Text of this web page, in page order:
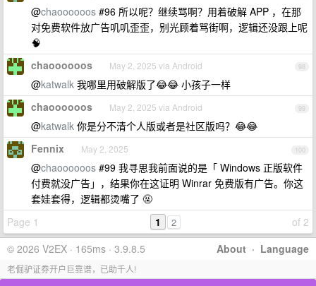
@chaoooooos #96 所以呢？继续骂啊？用着破解 APP ，在那
对免费软件放广告叽叽歪歪，别光顾着骂街啊，逻辑还没跟上呢
🧠
98
chaoooooos May 2, 2025 via Android
@katwalk 我哪里用破解版了😂😂 小孩子一样
99
chaoooooos May 2, 2025 via Android
@katwalk 你是分不清个人版或者是社区版吗？😂😂
100
Fennix May 2, 2025
@chaoooooos #99 我寻思我前面说的是「 Windows 正版软件
付费就没广告」，结果你在这证明 Winrar 免费版有广告。你这
套娃套得，逻辑都烫嘴了 🤬
Page 1
of 2
1 2
About · Language
© 2026 V2EX · 165ms · 3.9.8.5
老倔驴证券开户巨靠谱，已助千人!